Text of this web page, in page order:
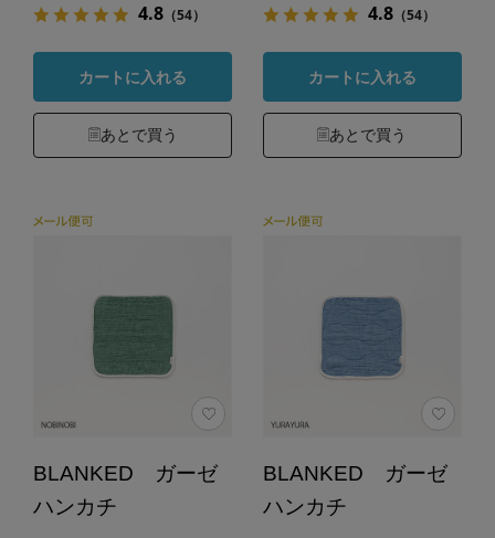
4.8（54）
カートに入れる
あとで買う
4.8（54）
カートに入れる
あとで買う
BLANKED ガーゼ
ハンカチ
BLANKED ガーゼ
ハンカチ